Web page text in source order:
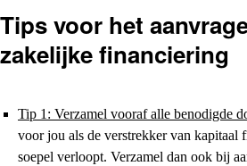
Tips voor het
zakelijke financiering
Tip 1: Verzamel vooraf alle benodigde
voor jou als de verstrekker van kapitaal
soepel verloopt. Verzamel dan ook bij